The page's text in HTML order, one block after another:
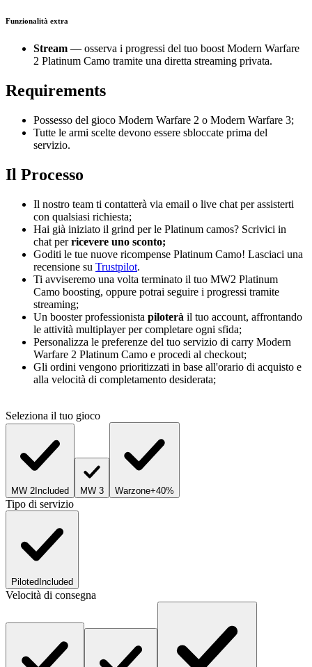
Funzionalità extra
Stream — osserva i progressi del tuo boost Modern Warfare
2 Platinum Camo tramite una diretta streaming privata.
Requirements
Possesso del gioco Modern Warfare 2 o Modern Warfare 3;
Tutte le armi scelte devono essere sbloccate prima del
servizio.
Il Processo
Il nostro team ti contatterà via email o live chat per assisterti
con qualsiasi richiesta;
Hai già iniziato il grind per le Platinum camos? Scrivici in
chat perricevere uno sconto;
Goditi le tue nuove ricompense Platinum Camo! Lasciaci una
recensione su Trustpilot.
Ti avviseremo una volta terminato il tuo MW2 Platinum
Camo boosting, oppure potrai seguire i progressi tramite
streaming;
Un booster professionista piloterà il tuo account, affrontando
le attività multiplayer per completare ogni sfida;
Personalizza le preferenze del tuo servizio di carry Modern
Warfare 2 Platinum Camo e procedi al checkout;
Gli ordini vengono prioritizzati in base all'orario di acquisto e
alla velocità di completamento desiderata;
Seleziona il tuo gioco
MW 2 Included MW 3 Warzone+40%
Tipo di servizio
Piloted Included
Velocità di consegna